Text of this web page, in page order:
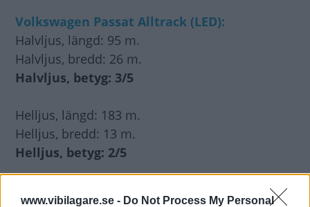
www.vibilagare.se - Do Not Process My Personal
Volkswagen Passat Alltrack (LED):
Halvljus, längd: 95 m.
Halvljus, bredd: 26 m.
Halvljus, betyg: 3/5
Helljus, längd: 183 m.
Helljus, bredd: 13 m.
Helljus, betyg: 2/5